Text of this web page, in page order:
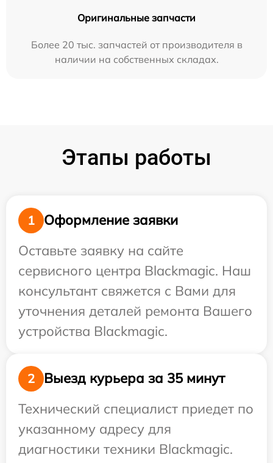
Оригинальные запчасти
Более 20 тыс. запчастей от производителя в
наличии на собственных складах.
Этапы работы
1
Оформление заявки
Оставьте заявку на сайте
сервисного центра Blackmagic. Наш
консультант свяжется с Вами для
уточнения деталей ремонта Вашего
устройства Blackmagic.
2
Выезд курьера за 35 минут
Технический специалист приедет по
указанному адресу для
диагностики техники Blackmagic.